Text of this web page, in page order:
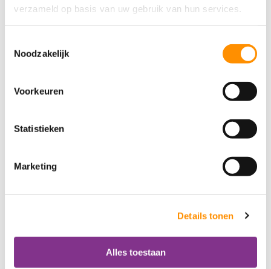
verzameld op basis van uw gebruik van hun services.
Noodzakelijk
Voorkeuren
Statistieken
Marketing
Details tonen
Alles toestaan